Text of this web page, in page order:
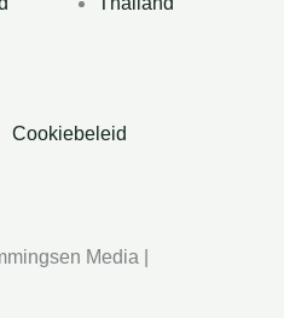
Cookiebeleid
Media |